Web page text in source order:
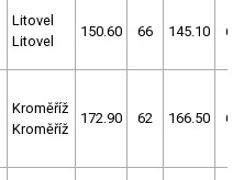
Litovel
Litovel
150.60 66 145.10 60
Kroměříž
Kroměříž
172.90 62 166.50 62